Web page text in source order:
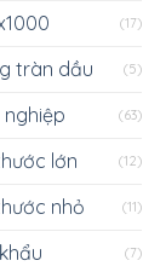
(17)
tràn dầu (5)
(63)
lớn (12)
nhỏ (11)
(7)